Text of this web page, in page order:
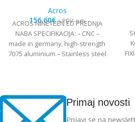
Acros
156,60€ s PDV-om
ACROS NINETEEN ED PREDNJA
NABA SPECIFIKACIJA: – CNC –
made in germany, high-strength
7075 aluminium – Stainless steel
Primaj novosti
Prijavi se na